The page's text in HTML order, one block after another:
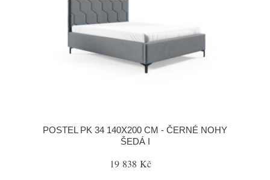
POSTEL PK 34 140X200 CM - ČERNÉ NOHY
ŠEDÁ I
19 838 Kč